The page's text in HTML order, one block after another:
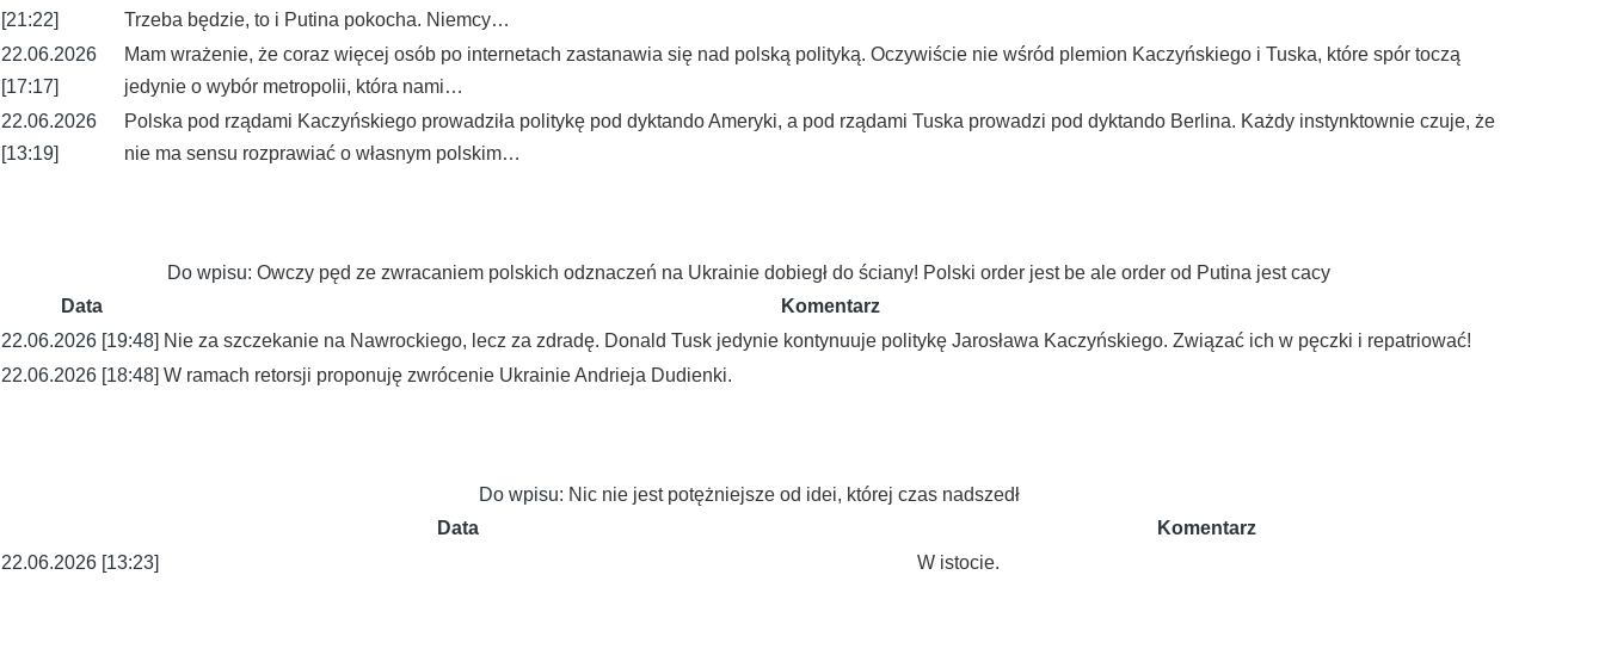
[21:22]
Trzeba będzie, to i Putina pokocha. Niemcy…
22.06.2026
[17:17]
Mam wrażenie, że coraz więcej osób po internetach zastanawia się nad polską polityką. Oczywiście nie wśród plemion Kaczyńskiego i Tuska, które spór toczą
jedynie o wybór metropolii, która nami…
22.06.2026
[13:19]
Polska pod rządami Kaczyńskiego prowadziła politykę pod dyktando Ameryki, a pod rządami Tuska prowadzi pod dyktando Berlina. Każdy instynktownie czuje, że
nie ma sensu rozprawiać o własnym polskim…
Do wpisu: Owczy pęd ze zwracaniem polskich odznaczeń na Ukrainie dobiegł do ściany! Polski order jest be ale order od Putina jest cacy
Data
Komentarz
22.06.2026 [19:48] Nie za szczekanie na Nawrockiego, lecz za zdradę. Donald Tusk jedynie kontynuuje politykę Jarosława Kaczyńskiego. Związać ich w pęczki i repatriować!
22.06.2026 [18:48] W ramach retorsji proponuję zwrócenie Ukrainie Andrieja Dudienki.
Do wpisu: Nic nie jest potężniejsze od idei, której czas nadszedł
Data
Komentarz
22.06.2026 [13:23]
W istocie.